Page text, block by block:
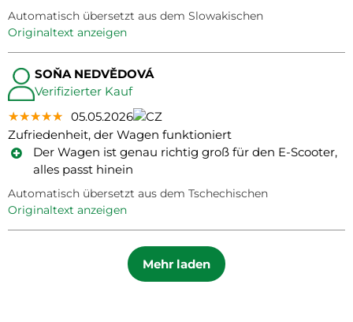
Automatisch übersetzt aus dem Slowakischen
Originaltext anzeigen
SOŇA NEDVĚDOVÁ
Verifizierter Kauf
★★★★★
★★★★★
★★★★★ 05.05.2026
Zufriedenheit, der Wagen funktioniert
Der Wagen ist genau richtig groß für den E-Scooter,
alles passt hinein
Automatisch übersetzt aus dem Tschechischen
Originaltext anzeigen
Mehr laden